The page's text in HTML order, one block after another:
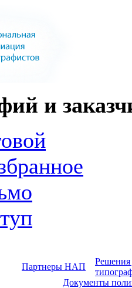
и
Партнеры НАП
Решения
Документы